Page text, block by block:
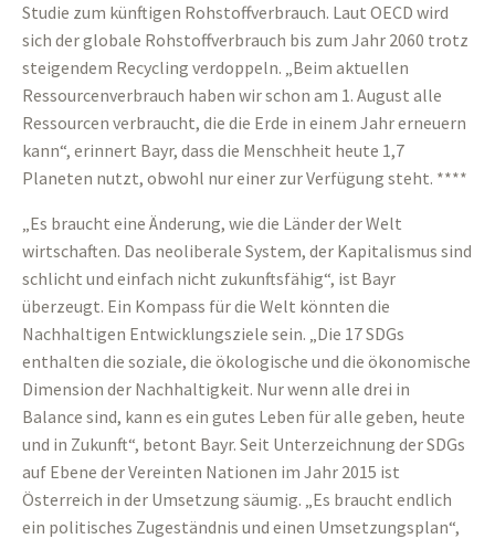
Studie zum künftigen Rohstoffverbrauch. Laut OECD wird
sich der globale Rohstoffverbrauch bis zum Jahr 2060 trotz
steigendem Recycling verdoppeln. „Beim aktuellen
Ressourcenverbrauch haben wir schon am 1. August alle
Ressourcen verbraucht, die die Erde in einem Jahr erneuern
kann“, erinnert Bayr, dass die Menschheit heute 1,7
Planeten nutzt, obwohl nur einer zur Verfügung steht. ****
„Es braucht eine Änderung, wie die Länder der Welt
wirtschaften. Das neoliberale System, der Kapitalismus sind
schlicht und einfach nicht zukunftsfähig“, ist Bayr
überzeugt. Ein Kompass für die Welt könnten die
Nachhaltigen Entwicklungsziele sein. „Die 17 SDGs
enthalten die soziale, die ökologische und die ökonomische
Dimension der Nachhaltigkeit. Nur wenn alle drei in
Balance sind, kann es ein gutes Leben für alle geben, heute
und in Zukunft“, betont Bayr. Seit Unterzeichnung der SDGs
auf Ebene der Vereinten Nationen im Jahr 2015 ist
Österreich in der Umsetzung säumig. „Es braucht endlich
ein politisches Zugeständnis und einen Umsetzungsplan“,